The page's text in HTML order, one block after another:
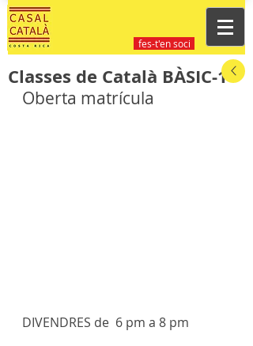
fes-t'en soci
Classes de Català BÀSIC-1
Oberta matrícula
DIVENDRES de  6 pm a 8 pm